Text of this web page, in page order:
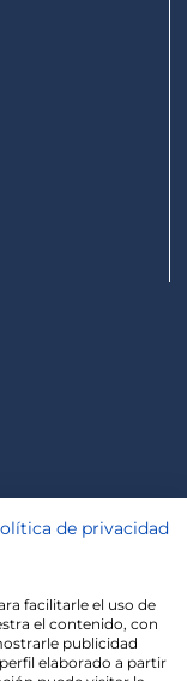
de privacidad
facilitarle el uso de
el contenido, con
publicidad
elaborado a partir